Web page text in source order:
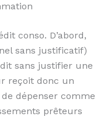
conso. D’abord,
sans justificatif)
sans justifier une
reçoit donc un
dépenser comme
prêteurs